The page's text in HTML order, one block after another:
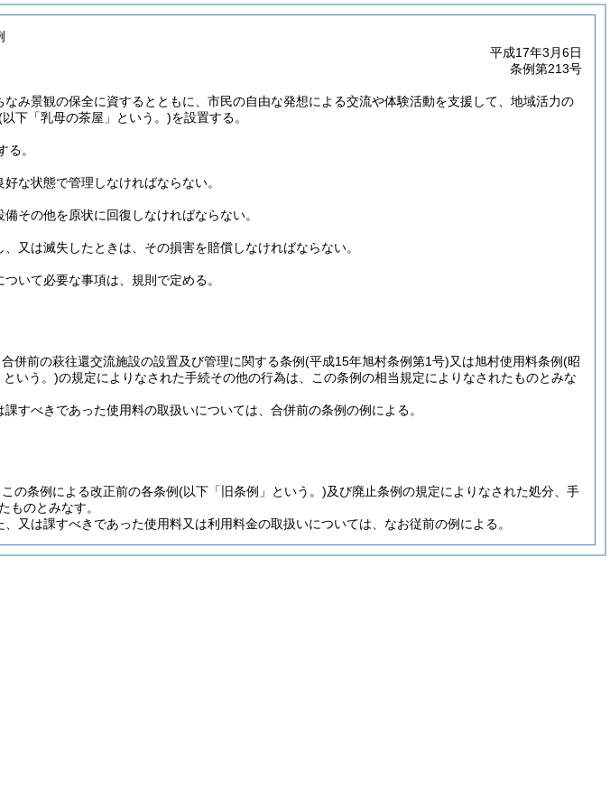
平成17年3月6日
条例第213号
み景観の保全に資するとともに、市民の自由な発想による交流や体験活動を支援して、地域活力の
以下「乳母の茶屋」という。)を設置する。
。
な状態で管理しなければならない。
その他を原状に回復しなければならない。
又は滅失したときは、その損害を賠償しなければならない。
いて必要な事項は、規則で定める。
併前の萩往還交流施設の設置及び管理に関する条例(平成15年旭村条例第1号)又は旭村使用料条例(昭
いう。)の規定によりなされた手続その他の行為は、この条例の相当規定によりなされたものとみな
すべきであった使用料の取扱いについては、合併前の条例の例による。
の条例による改正前の各条例(以下「旧条例」という。)及び廃止条例の規定によりなされた処分、手
ものとみなす。
又は課すべきであった使用料又は利用料金の取扱いについては、なお従前の例による。